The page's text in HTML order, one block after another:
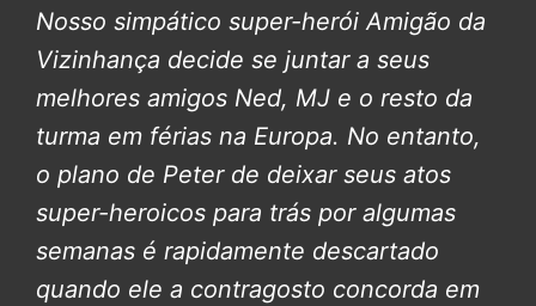
Nosso simpático super-herói Amigão da
Vizinhança decide se juntar a seus
melhores amigos Ned, MJ e o resto da
turma em férias na Europa. No entanto,
o plano de Peter de deixar seus atos
super-heroicos para trás por algumas
semanas é rapidamente descartado
quando ele a contragosto concorda em